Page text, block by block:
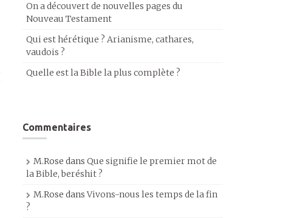
On a découvert de nouvelles pages du
Nouveau Testament
Qui est hérétique ? Arianisme, cathares,
vaudois ?
Quelle est la Bible la plus complète ?
Commentaires
M.Rose dans Que signifie le premier mot de
la Bible, beréshit ?
M.Rose dansVivons-nous les temps de la fin
?